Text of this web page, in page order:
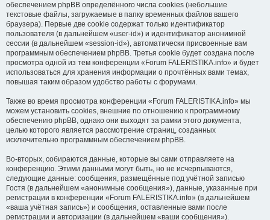
обеспечением phpBB определённого числа cookies (небольшие
текстовые файлы, загружаемые в папку временных файлов вашего
браузера). Первые две cookie содержат только идентификатор
пользователя (в дальнейшем «user-id») и идентификатор анонимной
сессии (в дальнейшем «session-id»), автоматически присвоенные вам
программным обеспечением phpBB. Третья cookie будет создана после
просмотра одной из тем конференции «Forum FALERISTIKA.info» и будет
использоваться для хранения информации о прочтённых вами темах,
повышая таким образом удобство работы с форумами.
Также во время просмотра конференции «Forum FALERISTIKA.info» мы
можем установить cookies, внешние по отношению к программному
обеспечению phpBB, однако они выходят за рамки этого документа,
целью которого является рассмотрение страниц, созданных
исключительно программным обеспечением phpBB.
Во-вторых, собираются данные, которые вы сами отправляете на
конференцию. Этими данными могут быть, но не исчерпываются,
следующие данные: сообщения, размещённые под учётной записью
Гостя (в дальнейшем «анонимные сообщения»), данные, указанные при
регистрации в конференции «Forum FALERISTIKA.info» (в дальнейшем
«ваша учётная запись») и сообщения, оставленные вами после
регистрации и авторизации (в дальнейшем «ваши сообщения»).